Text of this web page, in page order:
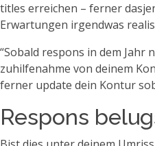
titles erreichen – ferner
Erwartungen irgendwas
“Sobald respons in dem
zuhilfenahme von deinem
ferner update dein Kontur
Respons